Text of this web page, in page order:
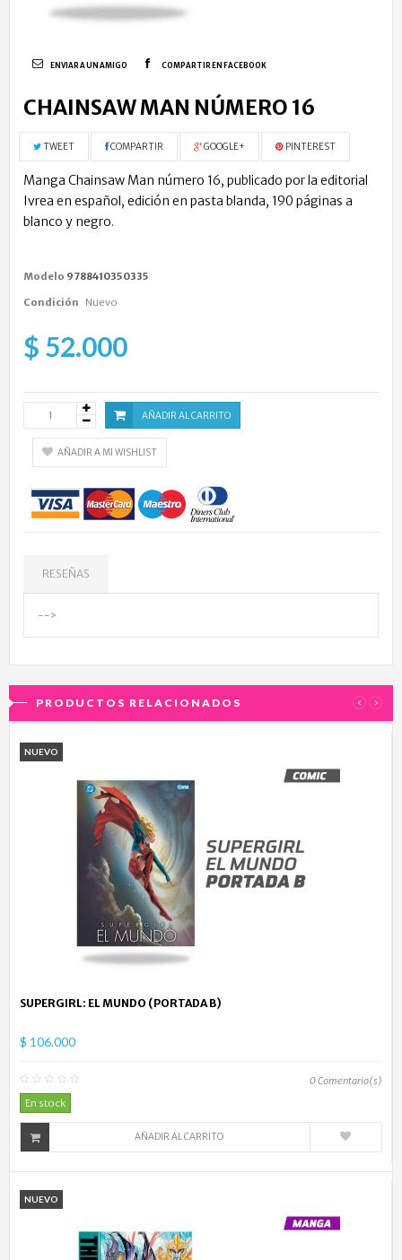
ENVIAR A UN AMIGO COMPARTIR EN FACEBOOK
CHAINSAW MAN NÚMERO 16
TWEET COMPARTIR GOOGLE+ PINTEREST
Manga Chainsaw Man número 16, publicado por la editorial
Ivrea en español, edición en pasta blanda, 190 páginas a
blanco y negro.
Modelo 9788410350335
Condición Nuevo
$ 52.000
AÑADIR AL CARRITO
AÑADIR A MI WISHLIST
RESEÑAS
-->
PRODUCTOS RELACIONADOS ‹ ›
NUEVO
SUPERGIRL: EL MUNDO (PORTADA B)
$ 106.000
0Comentario(s)
En stock
AÑADIR AL CARRITO
NUEVO